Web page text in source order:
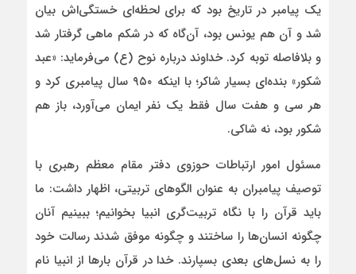
یک پیامبر در تاریخ بود که برای لحظه‌ای خستگی‌اش بیان
شد و آن هم یونس بود، آن‌گاه که در شکم ماهی گرفتار شد
و بلافاصله توبه کرد. خداوند درباره نوح (ع) می‌فرماید: «عبد
شکور» بنده‌ای بسیار شاکر؛ با اینکه ۹۵۰ سال پیامبری کرد و
هر سی و هفت سال فقط یک نفر ایمان می‌آورد، باز هم
شکور بود، نه شاکی.
مسئول امور ارتباطات حوزوی دفتر مقام معظم رهبری با
توصیف پیامبران به عنوان الگوهای تربیتی، اظهار داشت: ما
باید قرآن را با نگاه تربیت‌گری انبیا بخوانیم؛ ببینیم آنان
چگونه انسان‌ها را ساختند و چگونه موفق شدند رسالت خود
را به نسل‌های بعدی بسپارند. خدا در قرآن بارها از انبیا نام